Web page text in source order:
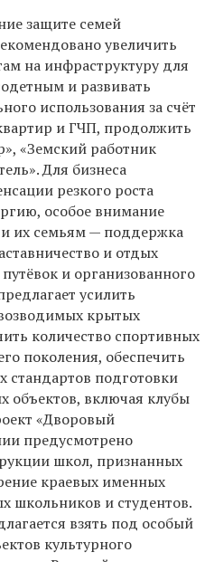
защите семей
увеличить
на инфраструктуру для
и развивать
использования за счёт
и ГЧП, продолжить
«Земский работник
Для бизнеса
резкого роста
особое внимание
их семьям — поддержка
и отдых
и организованного
усилить
крытых
количество спортивных
поколения, обеспечить
подготовки
объектов, включая клубы
«Дворовый
предусмотрено
школ, признанных
краевых именных
школьников и студентов.
взять под особый
культурного